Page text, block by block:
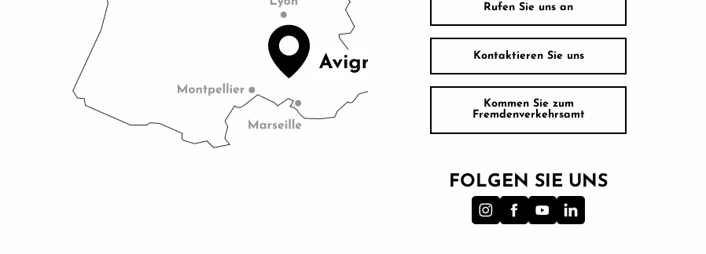
Rufen Sie uns an
Kontaktieren Sie uns
Kommen Sie zum
Fremdenverkehrsamt
FOLGEN SIE UNS